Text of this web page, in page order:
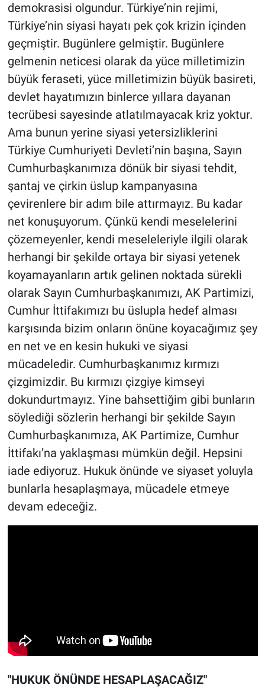
demokrasisi olgundur. Türkiye’nin rejimi,
Türkiye’nin siyasi hayatı pek çok krizin içinden
geçmiştir. Bugünlere gelmiştir. Bugünlere
gelmenin neticesi olarak da yüce milletimizin
büyük feraseti, yüce milletimizin büyük basireti,
devlet hayatımızın binlerce yıllara dayanan
tecrübesi sayesinde atlatılmayacak kriz yoktur.
Ama bunun yerine siyasi yetersizliklerini
Türkiye Cumhuriyeti Devleti’nin başına, Sayın
Cumhurbaşkanımıza dönük bir siyasi tehdit,
şantaj ve çirkin üslup kampanyasına
çevirenlere bir adım bile attırmayız. Bu kadar
net konuşuyorum. Çünkü kendi meselelerini
çözemeyenler, kendi meseleleriyle ilgili olarak
herhangi bir şekilde ortaya bir siyasi yetenek
koyamayanların artık gelinen noktada sürekli
olarak Sayın Cumhurbaşkanımızı, AK Partimizi,
Cumhur İttifakımızı bu üslupla hedef alması
karşısında bizim onların önüne koyacağımız şey
en net ve en kesin hukuki ve siyasi
mücadeledir. Cumhurbaşkanımız kırmızı
çizgimizdir. Bu kırmızı çizgiye kimseyi
dokundurtmayız. Yine bahsettiğim gibi bunların
söylediği sözlerin herhangi bir şekilde Sayın
Cumhurbaşkanımıza, AK Partimize, Cumhur
İttifakı’na yaklaşması mümkün değil. Hepsini
iade ediyoruz. Hukuk önünde ve siyaset yoluyla
bunlarla hesaplaşmaya, mücadele etmeye
devam edeceğiz.
"HUKUK ÖNÜNDE HESAPLAŞACAĞIZ"